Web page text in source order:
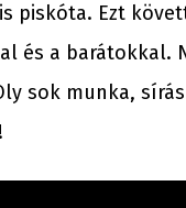
piskóta. Ezt
és a barátokkal.
sok munka,